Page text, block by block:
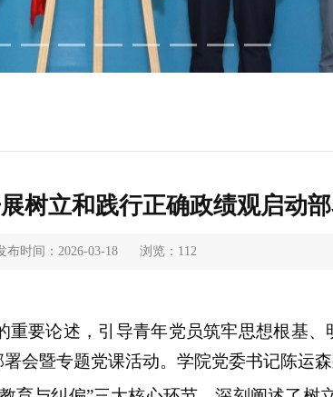
树立和践行正确政绩观启动
布时间：2026-03-18 浏览： 112
重要论述，引导青年党员筑牢思想根基
会暨专题党课活动。学院党委书记陈运森